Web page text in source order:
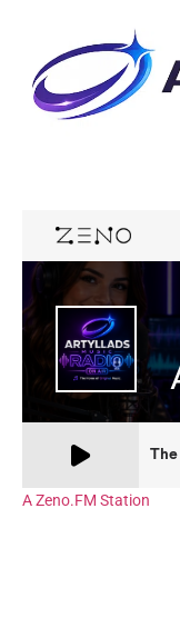
A Zeno.FM Station